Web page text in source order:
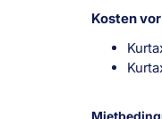
Kosten